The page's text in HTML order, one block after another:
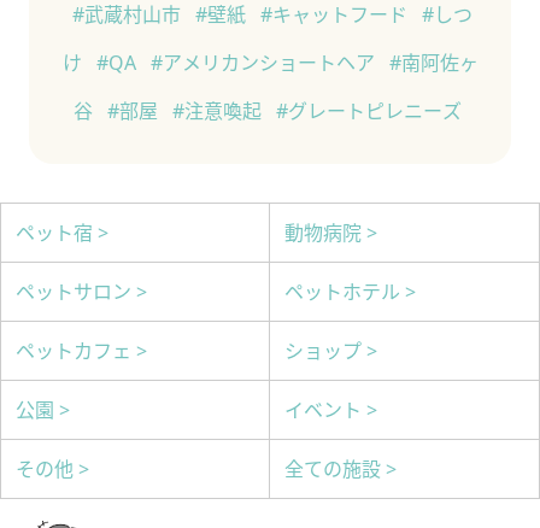
#武蔵村山市 #壁紙 #キャットフード
#しつ
け #QA #アメリカンショートヘア #南阿佐ヶ
谷 #部屋 #注意喚起 #グレートピレニーズ
ペット宿 > 動物病院 >
ペットサロン > ペットホテル >
ペットカフェ > ショップ >
公園 > イベント >
その他 > 全ての施設 >